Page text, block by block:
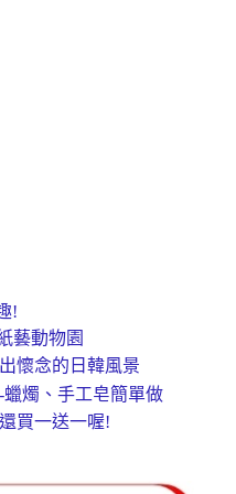
!
藝動物園
懷念的日韓風景
燭、手工皂簡單做
買一送一喔!